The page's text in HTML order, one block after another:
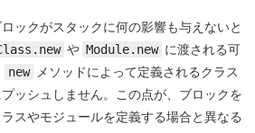
ックがスタックに何の影響も与えないと
や Module.new に渡される可
new
メソッドによって定義されるクラス
ッシュしません。この点が、ブロックを
スやモジュールを定義する場合と異なる